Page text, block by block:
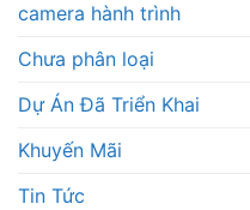
camera hành trình
Chưa phân loại
Dự Án Đã Triển Khai
Khuyến Mãi
Tin Tức